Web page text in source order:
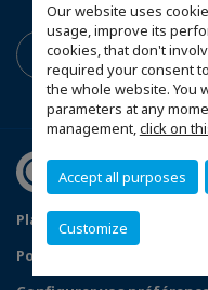
Our website uses
usage, improve its
cookies, that don't
required your consent
the whole website. You
parameters at any
management,click on
Accept all purposes
Customize
Plan du site
Mentions
Politique de confidentialité